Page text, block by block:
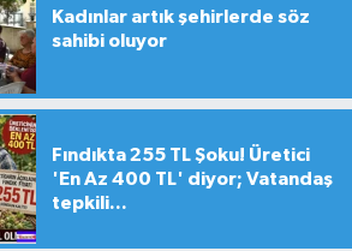
Kadınlar artık şehirlerde söz
sahibi oluyor
Fındıkta 255 TL Şoku! Üretici
'En Az 400 TL' diyor; Vatandaş
tepkili...